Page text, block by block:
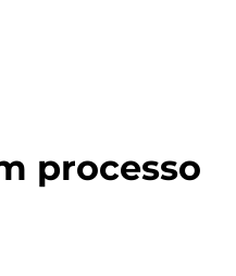
processo